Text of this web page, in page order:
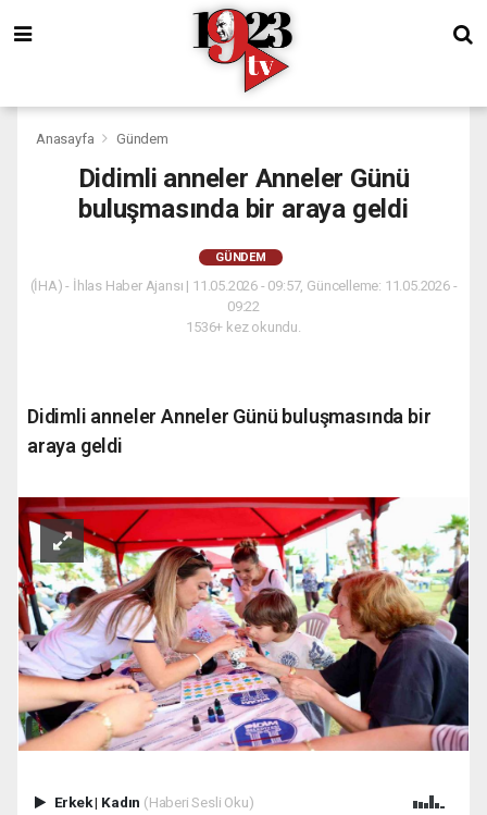
Anasayfa Gündem
Didimli anneler Anneler Günü
buluşmasında bir araya geldi
GÜNDEM
(İHA) - İhlas Haber Ajansı | 11.05.2026 - 09:57, Güncelleme: 11.05.2026 -
09:22
1536+ kez okundu.
Didimli anneler Anneler Günü buluşmasında bir
araya geldi
Erkek| Kadın (Haberi Sesli Oku)